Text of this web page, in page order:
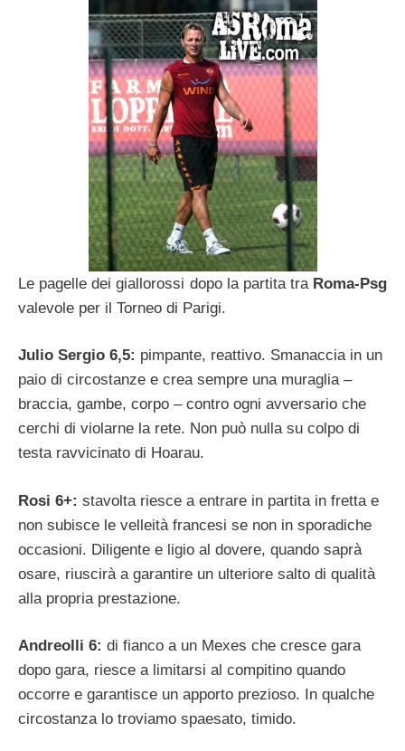
Le pagelle dei giallorossi dopo la partita tra Roma-Psg
valevole per il Torneo di Parigi.
Julio Sergio 6,5: pimpante, reattivo. Smanaccia in un
paio di circostanze e crea sempre una muraglia –
braccia, gambe, corpo – contro ogni avversario che
cerchi di violarne la rete. Non può nulla su colpo di
testa ravvicinato di Hoarau.
Rosi 6+: stavolta riesce a entrare in partita in fretta e
non subisce le velleità francesi se non in sporadiche
occasioni. Diligente e ligio al dovere, quando saprà
osare, riuscirà a garantire un ulteriore salto di qualità
alla propria prestazione.
Andreolli 6: di fianco a un Mexes che cresce gara
dopo gara, riesce a limitarsi al compitino quando
occorre e garantisce un apporto prezioso. In qualche
circostanza lo troviamo spaesato, timido.